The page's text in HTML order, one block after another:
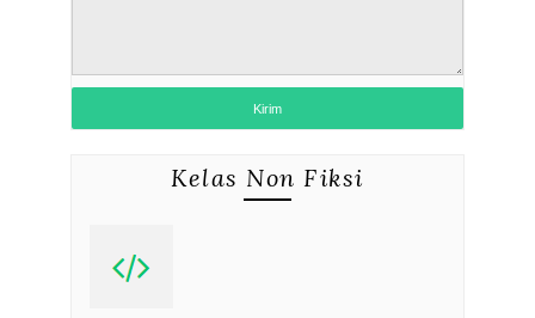
Kelas Non Fiksi